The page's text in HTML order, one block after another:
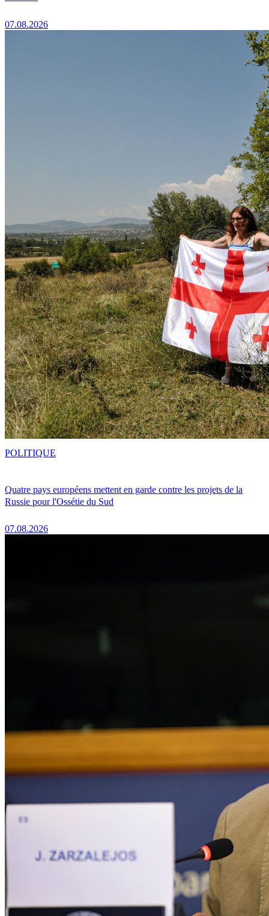
07.08.2026
Quatre pays européens mettent en garde contre les projets de la
Russie pour l'Ossétie du Sud
07.08.2026
POLITIQUE